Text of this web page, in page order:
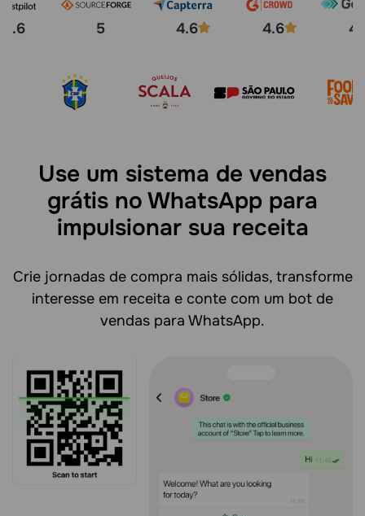
4.6 5 4.6 4.6
Use um sistema de vendas
grátis no WhatsApp para
impulsionar sua receita
Crie jornadas de compra mais sólidas, transforme
interesse em receita e conte com um bot de
vendas para WhatsApp.